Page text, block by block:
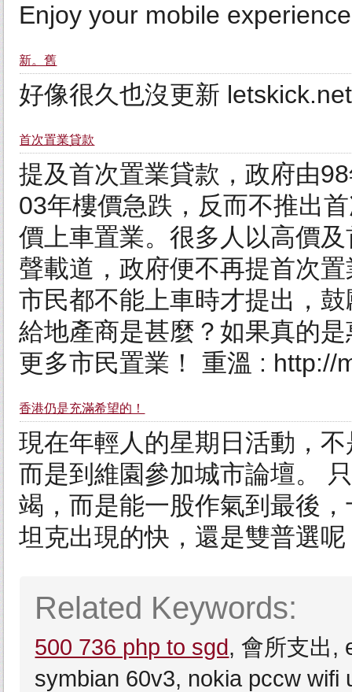
Enjoy your mobile
新。舊
好像很久也沒更新
首次置業貸款
提及首次置業貸款，政府由
03年樓價急跌，反而不推出
價上車置業。很多人以高價
聲載道，政府便不再提首次
市民都不能上車時才提出，
給地產商是甚麼？如果真的
更多市民置業！ 重溫 : http://
香港仍是充滿希望的！
現在年輕人的星期日活動，
而是到維園參加城市論壇。
竭，而是能一股作氣到最後
坦克出現的快，還是雙普選呢
Related Keywords:
500 736 php to sgd, 會所支出,
symbian 60v3, nokia pccw